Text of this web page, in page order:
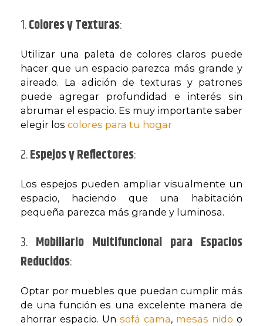
1.Colores y Texturas:
Utilizar una paleta de colores claros puede
hacer que un espacio parezca más grande y
aireado. La adición de texturas y patrones
puede agregar profundidad e interés sin
abrumar el espacio. Es muy importante saber
elegir los colores para tu hogar
2.Espejos y Reflectores:
Los espejos pueden ampliar visualmente un
espacio, haciendo que una habitación
pequeña parezca más grande y luminosa.
3. Mobiliario Multifuncional para Espacios
Reducidos:
Optar por muebles que puedan cumplir más
de una función es una excelente manera de
ahorrar espacio. Un sofá cama, mesas nido o